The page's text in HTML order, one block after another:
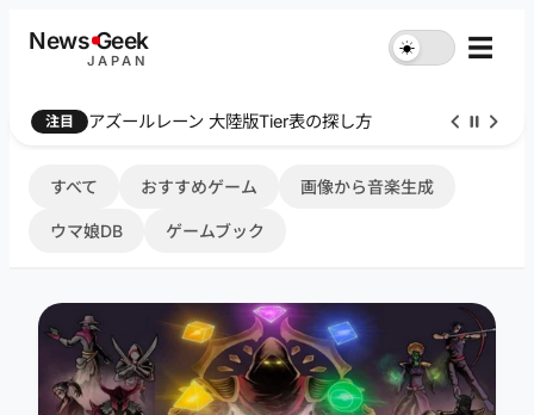
NewsGeek
JAPAN
☀︎ ☰
注目 Farthest Frontier 序盤攻略
すべて おすすめゲーム 画像から音楽生成
ウマ娘DB ゲームブック